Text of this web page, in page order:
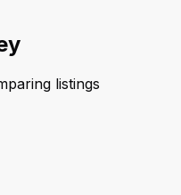
listings